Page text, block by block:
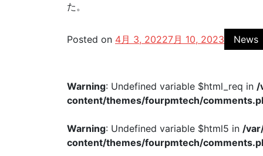
た。
Posted on 4月 3, 20227月 10, 2023 News
Warning: Undefined variable $html_req in /
content/themes/fourpmtech/
Warning: Undefined variable $html5 in /
content/themes/fourpmtech/